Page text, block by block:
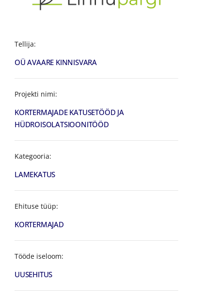
Tellija:
OÜ AVAARE KINNISVARA
Projekti nimi:
KORTERMAJADE KATUSETÖÖD JA
HÜDROISOLATSIOONITÖÖD
Kategooria:
LAMEKATUS
Ehituse tüüp:
KORTERMAJAD
Tööde iseloom:
UUSEHITUS